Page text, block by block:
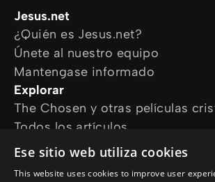
Jesus.net
¿Quién es Jesus.net?
Únete al nuestro equipo
Mantengase informado
Explorar
The Chosen y otras películas
Todos los artículos
Cursos online
Ese sitio web utiliza cookies
This website uses cookies to improve user